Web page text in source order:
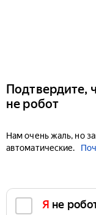
Подтвердите,
не робот
Нам очень жаль, но
автоматические.
Я не